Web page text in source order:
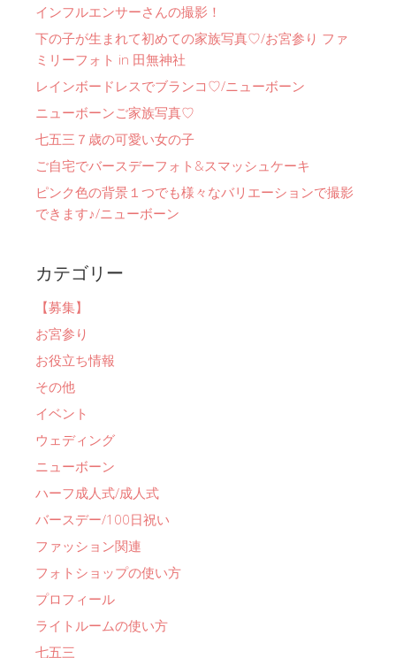
インフルエンサーさんの撮影！
下の子が生まれて初めての家族写真♡/お宮参り ファ
ミリーフォト in 田無神社
レインボードレスでブランコ♡/ニューボーン
ニューボーンご家族写真♡
七五三７歳の可愛い女の子
ご自宅でバースデーフォト&スマッシュケーキ
ピンク色の背景１つでも様々なバリエーションで撮影
できます♪/ニューボーン
カテゴリー
【募集】
お宮参り
お役立ち情報
その他
イベント
ウェディング
ニューボーン
ハーフ成人式/成人式
バースデー/100日祝い
ファッション関連
フォトショップの使い方
プロフィール
ライトルームの使い方
七五三